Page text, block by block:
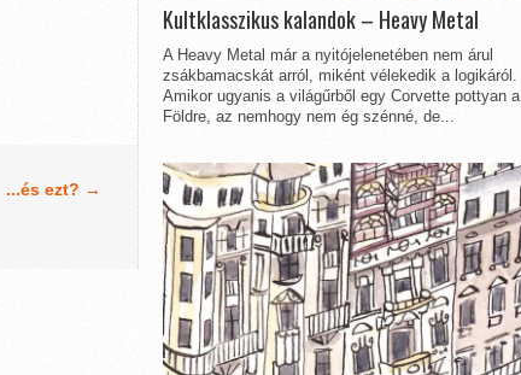
...és ezt? →
Kultklasszikus kalandok – Heavy Metal
A Heavy Metal már a nyitójelenetében nem árul
zsákbamacskát arról, miként vélekedik a logikáról.
Amikor ugyanis a világűrből egy Corvette pottyan a
Földre, az nemhogy nem ég szénné, de...